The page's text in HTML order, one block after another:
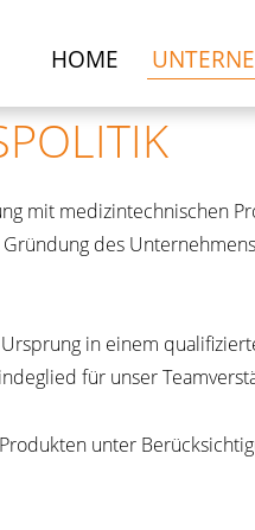
Navigation
überspringen
HOME
mit medizintechnischen
des
in einem
für unser
unter